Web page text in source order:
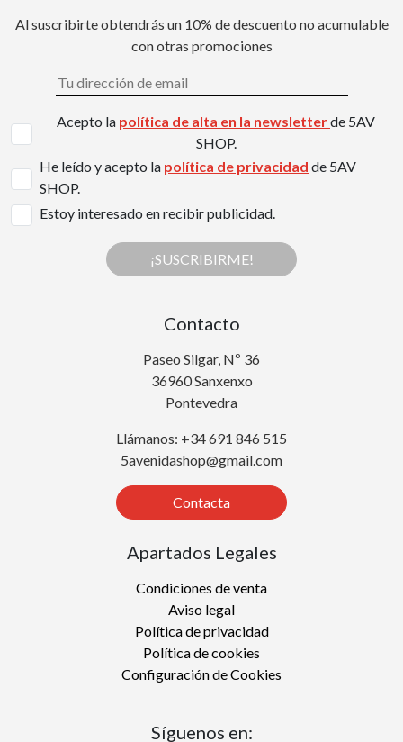
Al suscribirte obtendrás un 10% de descuento no acumulable
con otras promociones
Acepto la política de alta en la newsletterde 5AV
SHOP.
He leído y acepto la política de privacidad de 5AV
SHOP.
Estoy interesado en recibir publicidad.
¡SUSCRIBIRME!
Contacto
Paseo Silgar, Nº 36
36960 Sanxenxo
Pontevedra
Llámanos: +34 691 846 515
5avenidashop@gmail.com
Contacta
Apartados Legales
Condiciones de venta
Aviso legal
Política de privacidad
Política de cookies
Configuración de Cookies
Síguenos en: